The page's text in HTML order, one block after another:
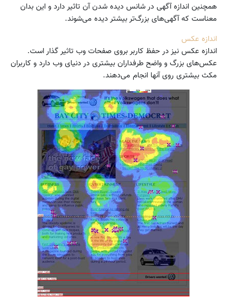
همچنین اندازه آگهی در شانس دیده شدن آن تاثیر دارد و این بدان
معناست که آگهی‌های بزرگ‌تر بیشتر دیده می‌شوند.
اندازه عکس
اندازه عکس نیز در حفظ کاربر بروی صفحات وب تاثیر گذار است.
عکس‌های بزرگ و واضح طرفداران بیشتری در دنیای وب دارد و کاربران
مکث بیشتری روی آنها انجام می‌دهند.